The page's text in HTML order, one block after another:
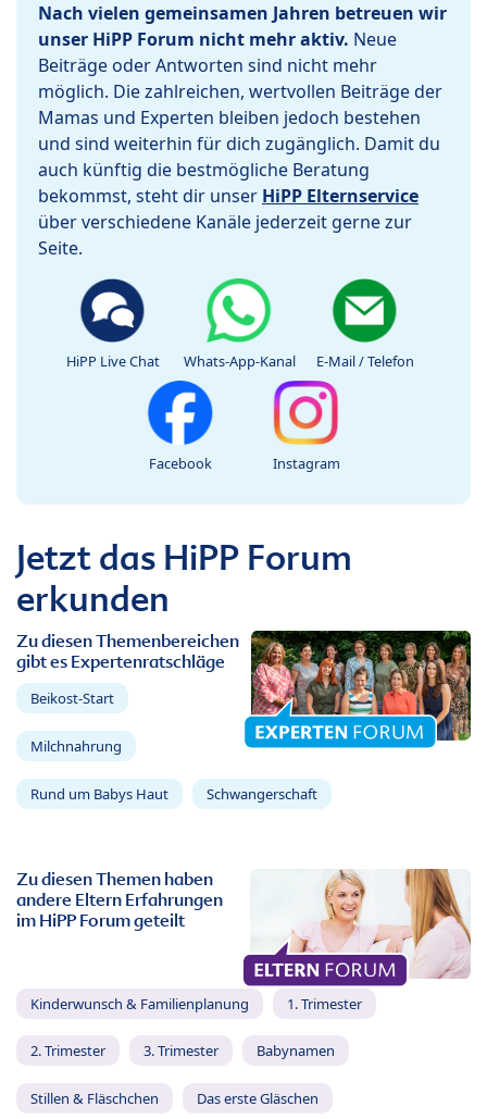
Nach vielen gemeinsamen Jahren betreuen wir
unser HiPP Forum nicht mehr aktiv. Neue
Beiträge oder Antworten sind nicht mehr
möglich. Die zahlreichen, wertvollen Beiträge der
Mamas und Experten bleiben jedoch bestehen
und sind weiterhin für dich zugänglich. Damit du
auch künftig die bestmögliche Beratung
bekommst, steht dir unser HiPP Elternservice
über verschiedene Kanäle jederzeit gerne zur
Seite.
HiPP Live Chat Whats-App-Kanal E-Mail / Telefon
Facebook Instagram
Jetzt das HiPP Forum
erkunden
Zu diesen Themenbereichen
gibt es Expertenratschläge
Beikost-Start
Milchnahrung
Rund um Babys Haut Schwangerschaft
Zu diesen Themen haben
andere Eltern Erfahrungen
im HiPP Forum geteilt
Kinderwunsch & Familienplanung 1. Trimester
2. Trimester 3. Trimester Babynamen
Stillen & Fläschchen Das erste Gläschen